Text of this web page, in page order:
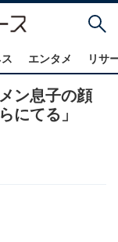
エンタメ リサ
ン息子の顔
にてる」